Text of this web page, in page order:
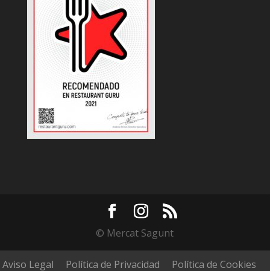
© Mercat Sagunt
Aviso Legal Política de Privacidad Política de Cookies